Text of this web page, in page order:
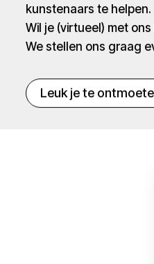
kunstenaars te helpen.
Wil je (virtueel) met
We stellen ons graag
Leuk je te